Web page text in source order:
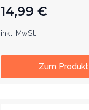
14,99 €
inkl. MwSt.
Zum Produkt